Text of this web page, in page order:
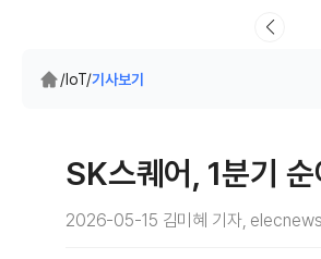
/IoT/기사보기
SK스퀘어, 1분기
2026-05-15 김미혜 기자,